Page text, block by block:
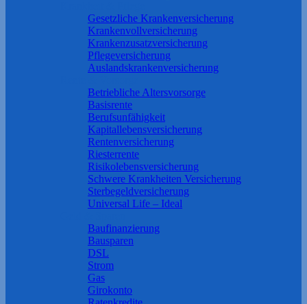
Gesetzliche Krankenversicherung
Krankenvollversicherung
Krankenzusatzversicherung
Pflegeversicherung
Auslandskrankenversicherung
Betriebliche Altersvorsorge
Basisrente
Berufs­unfähigkeit
Kapitallebensversicherung
Rentenversicherung
Riesterrente
Risikolebensversicherung
Schwere Krankheiten Versicherung
Sterbegeldversicherung
Universal Life – Ideal
Baufinanzierung
Bausparen
DSL
Strom
Gas
Girokonto